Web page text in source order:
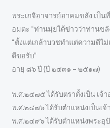
พระเกจิอาจารย์อาคมขลัง เป็น
อมตะ “ท่านมุ่ยได้ข่าวว่าท่านขลั
“ตั้งแต่เกล้าบวชทำแต่ความดีไ
ดีขอรับ”
อายุ ๘๖ ปี (ปี ๒๔๓๑ – ๒๕๑๗)
พ.ศ.๒๔๗๕ ได้รับตราตั้งเป็น เจ้
พ.ศ.๒๔๗๖ ได้รับตำแหน่งเป็นเ
พ.ศ.๒๔๙๖ ได้รับตำแหน่งพระอุ